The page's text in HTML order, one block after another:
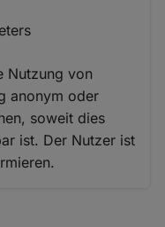
Nutzung von
anonym oder
soweit dies
ist. Der Nutzer ist